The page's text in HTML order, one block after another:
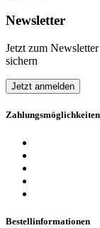
Newsletter
Jetzt zum
sichern
Jetzt anmelden
Zahlungsmöglichkeiten
Bestellinformationen